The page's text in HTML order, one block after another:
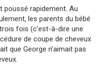
poussé rapidement. Au
les parents du bébé
fois (c’est-à-dire une
de coupe de cheveux
que George n’aimait pas